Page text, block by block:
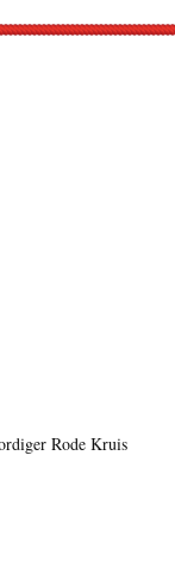
Rode Kruis